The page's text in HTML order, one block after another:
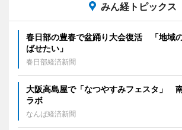
みん経トピックス
春日部の豊春で盆踊り大会復活 「地域
ばせたい」
春日部経済新聞
大阪高島屋で「なつやすみフェスタ」
ラボ
なんば経済新聞